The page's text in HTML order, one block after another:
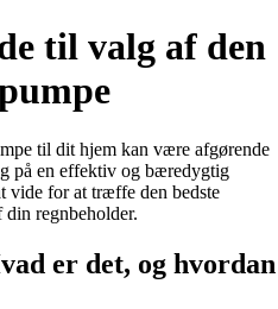
til valg af den
til dit hjem kan være afgørende
på en effektiv og bæredygtig
vide for at træffe den bedste
regnbeholder.
er det, og hvordan